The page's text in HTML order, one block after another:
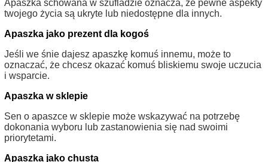
Apaszka schowana w szufladzie oznacza, że pewne aspekty
twojego życia są ukryte lub niedostępne dla innych.
Apaszka jako prezent dla kogoś
Jeśli we śnie dajesz apaszkę komuś innemu, może to
oznaczać, że chcesz okazać komuś bliskiemu swoje uczucia
i wsparcie.
Apaszka w sklepie
Sen o apaszce w sklepie może wskazywać na potrzebę
dokonania wyboru lub zastanowienia się nad swoimi
priorytetami.
Apaszka jako chusta